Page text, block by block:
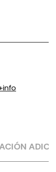
en tu lista